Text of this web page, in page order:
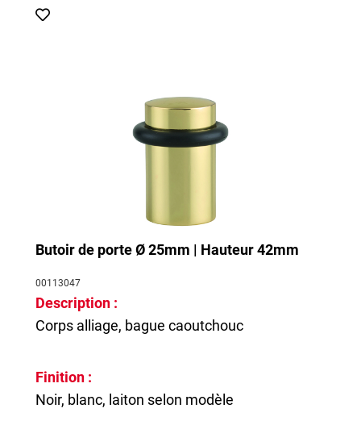
Butoir de porte Ø 25mm | Hauteur 42mm
00113047
Description :
Corps alliage, bague caoutchouc
Finition :
Noir, blanc, laiton selon modèle